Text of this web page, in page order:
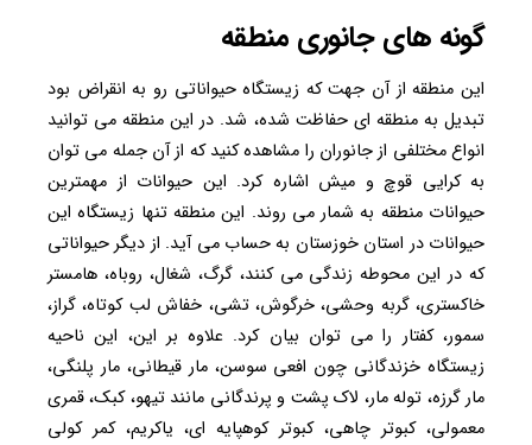
گونه های جانوری منطقه
این منطقه از آن جهت که زیستگاه حیواناتی رو به انقراض بود
تبدیل به منطقه ای حفاظت شده، شد. در این منطقه می توانید
انواع مختلفی از جانوران را مشاهده کنید که از آن جمله می توان
به کرایی قوچ و میش اشاره کرد. این حیوانات از مهمترین
حیوانات منطقه به شمار می روند. این منطقه تنها زیستگاه این
حیوانات در استان خوزستان به حساب می آید. از دیگر حیواناتی
که در این محوطه زندگی می کنند، گرگ، شغال، روباه، هامستر
خاکستری، گربه وحشی، خرگوش، تشی، خفاش لب کوتاه، گراز،
سمور، کفتار را می توان بیان کرد. علاوه بر این، این ناحیه
زیستگاه خزندگانی چون افعی سوسن، مار قیطانی، مار پلنگی،
مار گرزه، توله مار، لاک پشت و پرندگانی مانند تیهو، کبک، قمری
معمولی، کبوتر چاهی، کبوتر کوهپایه ای، یاکریم، کمر کولی